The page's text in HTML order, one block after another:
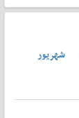
شهريور